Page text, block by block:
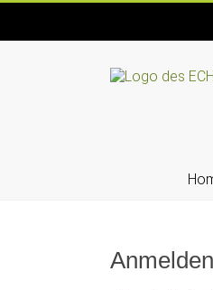
content
ECHN